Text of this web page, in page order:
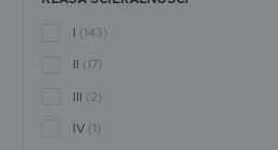
(143)
(17)
(2)
IV (1)